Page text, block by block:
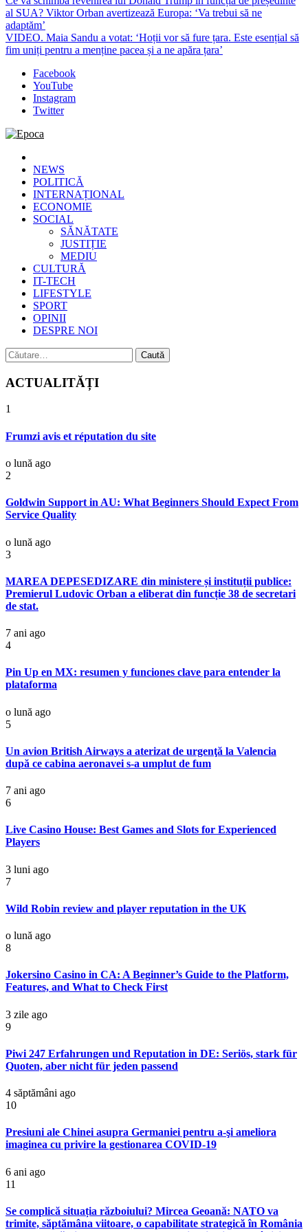
al SUA? Viktor Orban avertizează Europa: ‘Va trebui să ne
adaptăm’
VIDEO. Maia Sandu a votat: ‘Hoții vor să fure țara. Este esențial să
fim uniți pentru a menține pacea și a ne apăra țara’
Facebook
YouTube
Instagram
Twitter
Epoca
Cele mai noi știri online din România
NEWS
POLITICĂ
INTERNAȚIONAL
ECONOMIE
SOCIAL
SĂNĂTATE
JUSTIȚIE
MEDIU
CULTURĂ
IT-TECH
LIFESTYLE
SPORT
OPINII
DESPRE NOI
Caută
după:
ACTUALITĂȚI
1
Frumzi avis et réputation du site
o lună ago
2
Goldwin Support in AU: What Beginners Should Expect From
Service Quality
o lună ago
3
MAREA DEPESEDIZARE din ministere și instituții publice:
Premierul Ludovic Orban a eliberat din funcție 38 de secretari
de stat.
7 ani ago
4
Pin Up en MX: resumen y funciones clave para entender la
plataforma
o lună ago
5
Un avion British Airways a aterizat de urgenţă la Valencia
după ce cabina aeronavei s-a umplut de fum
7 ani ago
6
Live Casino House: Best Games and Slots for Experienced
Players
3 luni ago
7
Wild Robin review and player reputation in the UK
o lună ago
8
Jokersino Casino in CA: A Beginner’s Guide to the Platform,
Features, and What to Check First
3 zile ago
9
Piwi 247 Erfahrungen und Reputation in DE: Seriös, stark für
Quoten, aber nicht für jeden passend
4 săptămâni ago
10
Presiuni ale Chinei asupra Germaniei pentru a-şi ameliora
imaginea cu privire la gestionarea COVID-19
6 ani ago
11
Se complică situația războiului? Mircea Geoană: NATO va
trimite, săptămâna viitoare, o capabilitate strategică în România